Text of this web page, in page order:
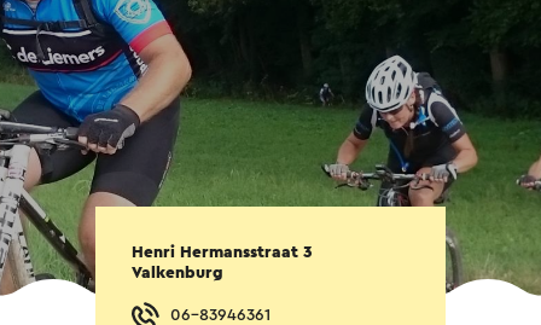
Henri Hermansstraat 3
Valkenburg
06-83946361